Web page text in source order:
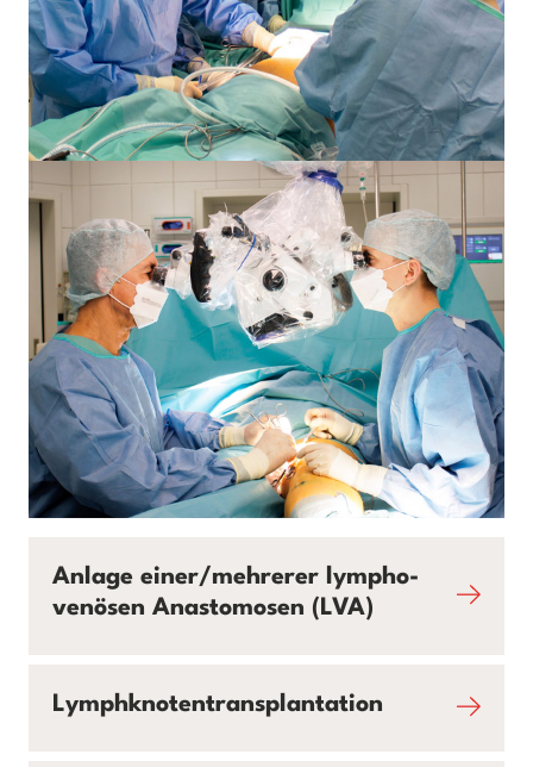
Anlage einer/mehrerer lympho-
venösen Anastomosen (LVA)
Lymphknotentransplantation